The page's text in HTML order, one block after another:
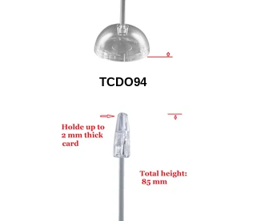
TCDO94